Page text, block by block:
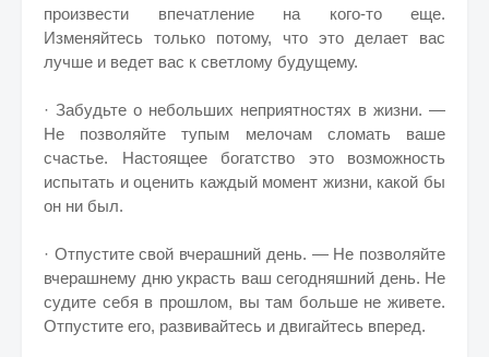
произвести впечатление на кого-то еще.
Изменяйтесь только потому, что это делает вас
лучше и ведет вас к светлому будущему.
· Забудьте о небольших неприятностях в жизни. —
Не позволяйте тупым мелочам сломать ваше
счастье. Настоящее богатство это возможность
испытать и оценить каждый момент жизни, какой бы
он ни был.
· Отпустите свой вчерашний день. — Не позволяйте
вчерашнему дню украсть ваш сегодняшний день. Не
судите себя в прошлом, вы там больше не живете.
Отпустите его, развивайтесь и двигайтесь вперед.